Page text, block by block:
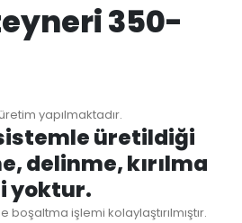
350-
yapılmaktadır.
üretildiği
delinme, kırılma
yoktur.
boşaltma işlemi kolaylaştırılmıştır.